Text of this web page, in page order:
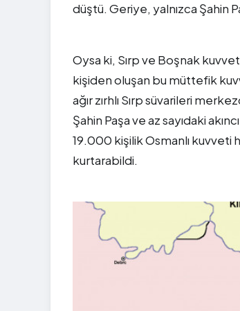
düştü. Geriye, yalnızca Şahin
Oysa ki, Sırp ve Boşnak
kişiden oluşan bu müttefik
ağır zırhlı Sırp süvarileri
Şahin Paşa ve az sayıdaki
19.000 kişilik Osmanlı kuvveti
kurtarabildi.